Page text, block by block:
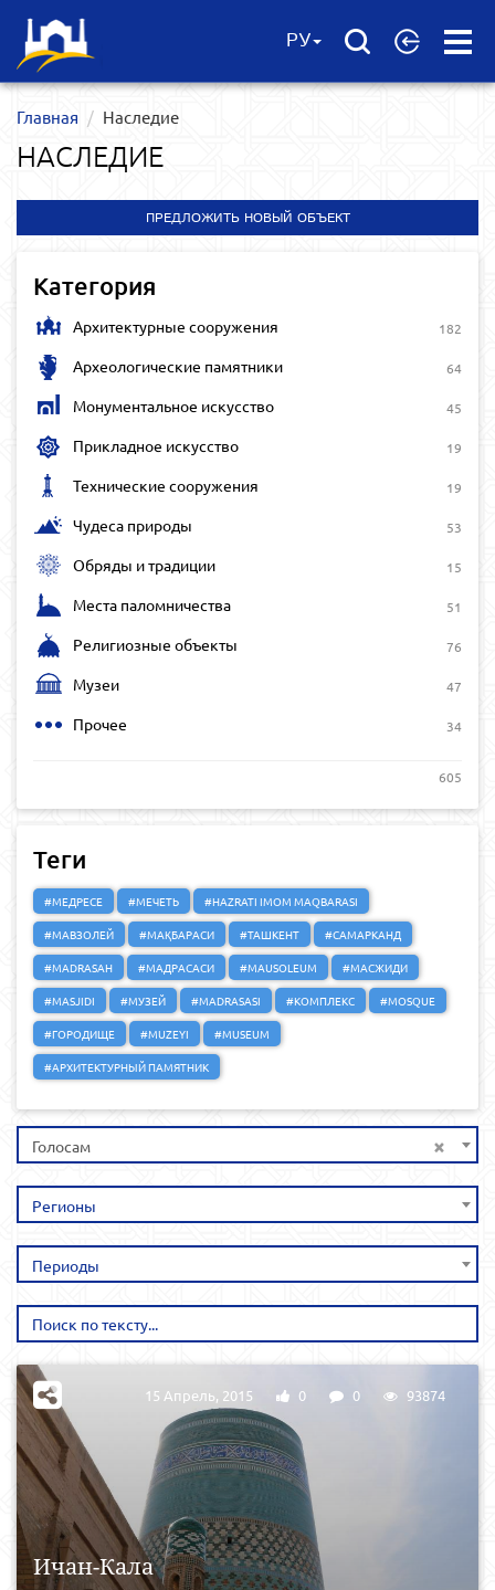
Open
РУ
Главная Наследие
НАСЛЕДИЕ
ПРЕДЛОЖИТЬ НОВЫЙ ОБЪЕКТ
Категория
Архитектурные сооружения 182
Археологические памятники 64
Монументальное искусство 45
Прикладное искусство 19
Технические сооружения 19
Чудеса природы 53
Обряды и традиции 15
Места паломничества 51
Религиозные объекты 76
Музеи 47
Прочее 34
605
Теги
#МЕДРЕСЕ #МЕЧЕТЬ
#HAZRATI IMOM MAQBARASI
#МАВЗОЛЕЙ
#МАҚБАРАСИ #ТАШКЕНТ
#САМАРКАНД
#MADRASAH
#МАДРАСАСИ #MAUSOLEUM
#МАСЖИДИ
#MASJIDI
#МУЗЕЙ #MADRASASI #КОМПЛЕКС
#MOSQUE
#ГОРОДИЩЕ
#MUZEYI
#MUSEUM
#АРХИТЕКТУРНЫЙ ПАМЯТНИК
×
Голосам
Регионы
Периоды
Ичан-Кала
15 Апрель, 2015 0 0 93874